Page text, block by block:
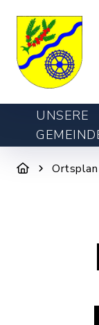
UNSERE
Ortsplan